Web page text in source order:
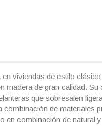
viviendas de estilo
de gran calidad.
que sobresalen
de materiales
en combinación de natural